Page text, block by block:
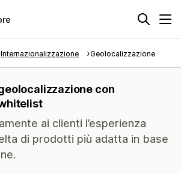
Internazionalizzazione Geolocalizzazione
con
ai clienti l’esperienza
di prodotti più adatta in base